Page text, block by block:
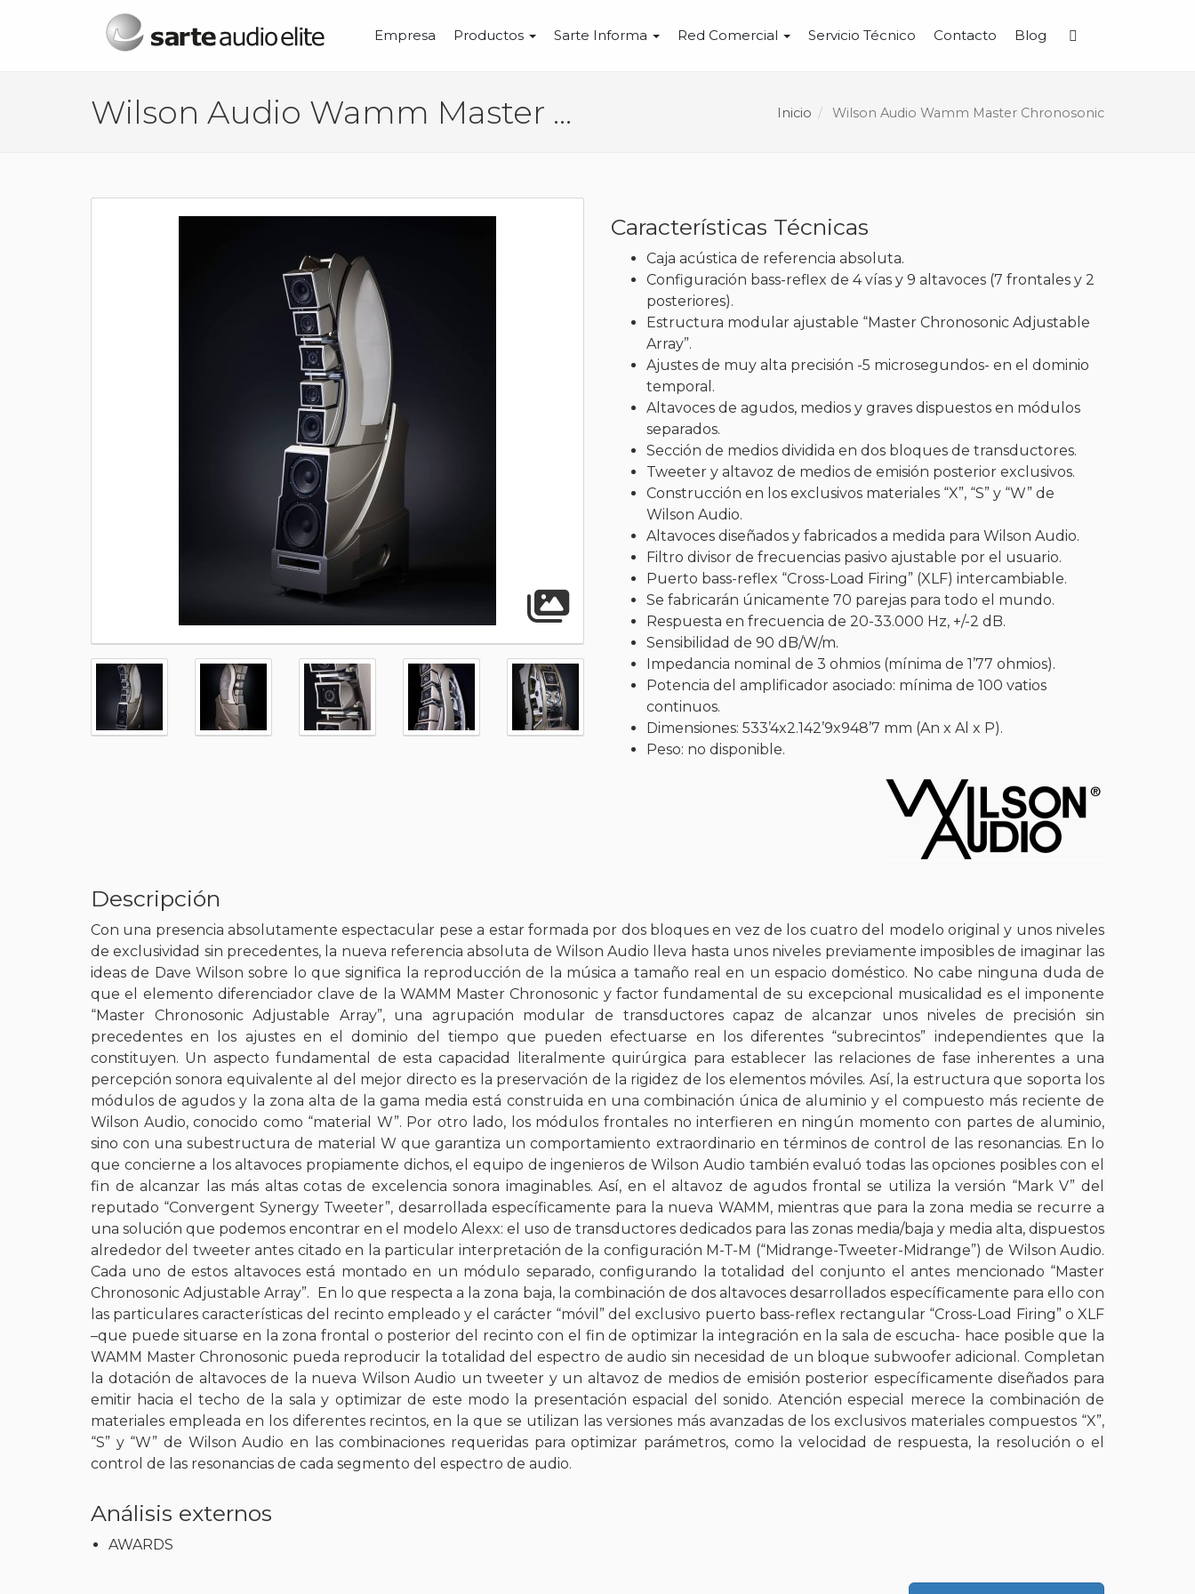
Menú principal
Empresa Productos Sarte Informa Red Comercial Servicio Técnico Contacto Blog
Wilson Audio Wamm Master Chronosonic Inicio Wilson Audio Wamm Master Chronosonic
Abrir galería
Características Técnicas
Caja acústica de referencia absoluta.
Configuración bass-reflex de 4 vías y 9 altavoces (7 frontales y 2
posteriores).
Estructura modular ajustable “Master Chronosonic Adjustable
Array”.
Ajustes de muy alta precisión -5 microsegundos- en el dominio
temporal.
Altavoces de agudos, medios y graves dispuestos en módulos
separados.
Sección de medios dividida en dos bloques de transductores.
Tweeter y altavoz de medios de emisión posterior exclusivos.
Construcción en los exclusivos materiales “X”, “S” y “W” de
Wilson Audio.
Altavoces diseñados y fabricados a medida para Wilson Audio.
Filtro divisor de frecuencias pasivo ajustable por el usuario.
Puerto bass-reflex “Cross-Load Firing” (XLF) intercambiable.
Se fabricarán únicamente 70 parejas para todo el mundo.
Respuesta en frecuencia de 20-33.000 Hz, +/-2 dB.
Sensibilidad de 90 dB/W/m.
Impedancia nominal de 3 ohmios (mínima de 1’77 ohmios).
Potencia del amplificador asociado: mínima de 100 vatios
continuos.
Dimensiones: 533’4x2.142’9x948’7 mm (An x Al x P).
Peso: no disponible.
Descripción
Con una presencia absolutamente espectacular pese a estar formada por dos bloques en vez de los cuatro del modelo original y unos niveles
de exclusividad sin precedentes, la nueva referencia absoluta de Wilson Audio lleva hasta unos niveles previamente imposibles de imaginar las
ideas de Dave Wilson sobre lo que significa la reproducción de la música a tamaño real en un espacio doméstico. No cabe ninguna duda de
que el elemento diferenciador clave de la WAMM Master Chronosonic y factor fundamental de su excepcional musicalidad es el imponente
“Master Chronosonic Adjustable Array”, una agrupación modular de transductores capaz de alcanzar unos niveles de precisión sin
precedentes en los ajustes en el dominio del tiempo que pueden efectuarse en los diferentes “subrecintos” independientes que la
constituyen. Un aspecto fundamental de esta capacidad literalmente quirúrgica para establecer las relaciones de fase inherentes a una
percepción sonora equivalente al del mejor directo es la preservación de la rigidez de los elementos móviles. Así, la estructura que soporta los
módulos de agudos y la zona alta de la gama media está construida en una combinación única de aluminio y el compuesto más reciente de
Wilson Audio, conocido como “material W”. Por otro lado, los módulos frontales no interfieren en ningún momento con partes de aluminio,
sino con una subestructura de material W que garantiza un comportamiento extraordinario en términos de control de las resonancias. En lo
que concierne a los altavoces propiamente dichos, el equipo de ingenieros de Wilson Audio también evaluó todas las opciones posibles con el
fin de alcanzar las más altas cotas de excelencia sonora imaginables. Así, en el altavoz de agudos frontal se utiliza la versión “Mark V” del
reputado “Convergent Synergy Tweeter”, desarrollada específicamente para la nueva WAMM, mientras que para la zona media se recurre a
una solución que podemos encontrar en el modelo Alexx: el uso de transductores dedicados para las zonas media/baja y media alta, dispuestos
alrededor del tweeter antes citado en la particular interpretación de la configuración M-T-M (“Midrange-Tweeter-Midrange”) de Wilson Audio.
Cada uno de estos altavoces está montado en un módulo separado, configurando la totalidad del conjunto el antes mencionado “Master
Chronosonic Adjustable Array”. En lo que respecta a la zona baja, la combinación de dos altavoces desarrollados específicamente para ello con
las particulares características del recinto empleado y el carácter “móvil” del exclusivo puerto bass-reflex rectangular “Cross-Load Firing” o XLF
–que puede situarse en la zona frontal o posterior del recinto con el fin de optimizar la integración en la sala de escucha- hace posible que la
WAMM Master Chronosonic pueda reproducir la totalidad del espectro de audio sin necesidad de un bloque subwoofer adicional. Completan
la dotación de altavoces de la nueva Wilson Audio un tweeter y un altavoz de medios de emisión posterior específicamente diseñados para
emitir hacia el techo de la sala y optimizar de este modo la presentación espacial del sonido. Atención especial merece la combinación de
materiales empleada en los diferentes recintos, en la que se utilizan las versiones más avanzadas de los exclusivos materiales compuestos “X”,
“S” y “W” de Wilson Audio en las combinaciones requeridas para optimizar parámetros, como la velocidad de respuesta, la resolución o el
control de las resonancias de cada segmento del espectro de audio.
Análisis externos
AWARDS